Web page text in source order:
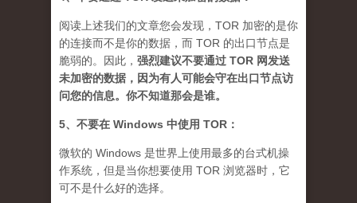
阅读上述我们的文章您会发现，TOR 加密的是你
的连接而不是你的数据，而 TOR 的出口节点是
脆弱的。因此， 强烈建议不要通过 TOR 网发送
未加密的数据，因为有人可能会守在出口节点访
问您的信息。你不知道那会是谁。
5、不要在 Windows 中使用 TOR：
微软的 Windows 是世界上使用最多的台式机操
作系统，但是当你想要使用 TOR 浏览器时，它
可不是什么好的选择。